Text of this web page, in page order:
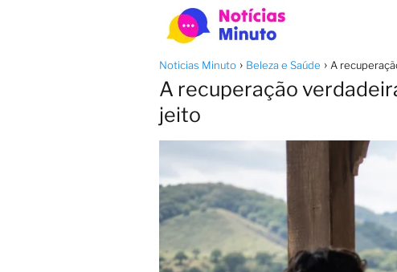
Noticias Minuto Beleza e Saúde A
A recuperação
jeito